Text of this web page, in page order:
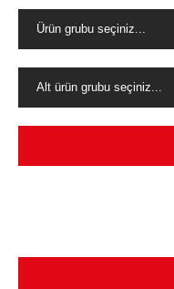
Ürün grubu seçiniz...
Alt ürün grubu seçiniz...